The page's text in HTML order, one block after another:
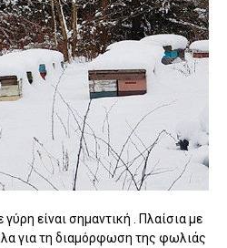
είναι σημαντική . Πλαίσια με
για τη διαμόρφωση της φωλιάς